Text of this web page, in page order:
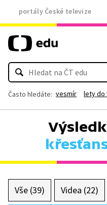
portály České televize
Často hledáte: vesmír lety do
Vše (39) Videa (22)